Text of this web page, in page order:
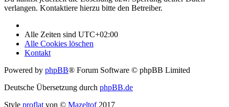
verlangen. Kontaktiere hierzu bitte den Betreiber.
Alle Zeiten sind UTC+02:00
Alle Cookies löschen
Kontakt
Powered by phpBB® Forum Software © phpBB Limited
Deutsche Übersetzung durch phpBB.de
Style proflat von © Mazeltof2017